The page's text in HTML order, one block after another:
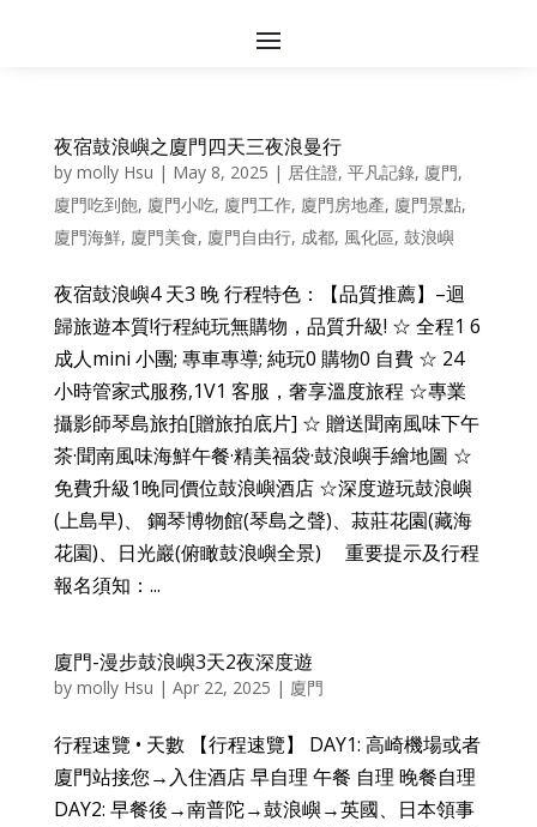
夜宿鼓浪嶼之廈門四天三夜浪曼行
by molly Hsu | May 8, 2025 | 居住證, 平凡記錄, 廈門,
廈門吃到飽, 廈門小吃, 廈門工作, 廈門房地產, 廈門景點,
廈門海鮮, 廈門美食, 廈門自由行, 成都, 風化區, 鼓浪嶼
夜宿鼓浪嶼4 天3 晚 行程特色：【品質推薦】–迴
歸旅遊本質!行程純玩無購物，品質升級! ☆ 全程1 6
成人mini 小團; 專車專導; 純玩0 購物0 自費 ☆ 24
小時管家式服務,1V1 客服，奢享溫度旅程 ☆專業
攝影師琴島旅拍[贈旅拍底片] ☆ 贈送聞南風味下午
茶·聞南風味海鮮午餐·精美福袋·鼓浪嶼手繪地圖 ☆
免費升級1晚同價位鼓浪嶼酒店 ☆深度遊玩鼓浪嶼
(上島早)、 鋼琴博物館(琴島之聲)、菽莊花園(藏海
花園)、日光巖(俯瞰鼓浪嶼全景) 重要提示及行程
報名須知：...
廈門-漫步鼓浪嶼3天2夜深度遊
by molly Hsu | Apr 22, 2025 | 廈門
行程速覽 • 天數 【行程速覽】 DAY1: 高崎機場或者
廈門站接您→入住酒店 早自理 午餐 自理 晚餐自理
DAY2: 早餐後→南普陀→鼓浪嶼→英國、日本領事